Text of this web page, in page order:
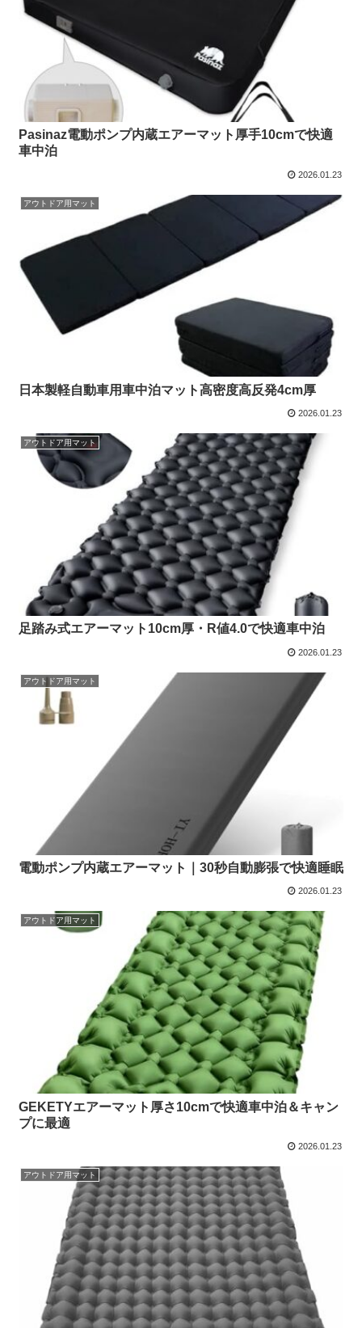
Pasinaz電動ポンプ内蔵エアーマット厚手10cmで快適
車中泊
2026.01.23
アウトドア用マット
日本製軽自動車用車中泊マット高密度高反発4cm厚
2026.01.23
アウトドア用マット
足踏み式エアーマット10cm厚・R値4.0で快適車中泊
2026.01.23
アウトドア用マット
電動ポンプ内蔵エアーマット｜30秒自動膨張で快適睡眠
2026.01.23
アウトドア用マット
GEKETYエアーマット厚さ10cmで快適車中泊＆キャン
プに最適
2026.01.23
アウトドア用マット